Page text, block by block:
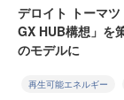
デロイト トーマ
GX HUB構想」を
のモデルに
再生可能エネルギー